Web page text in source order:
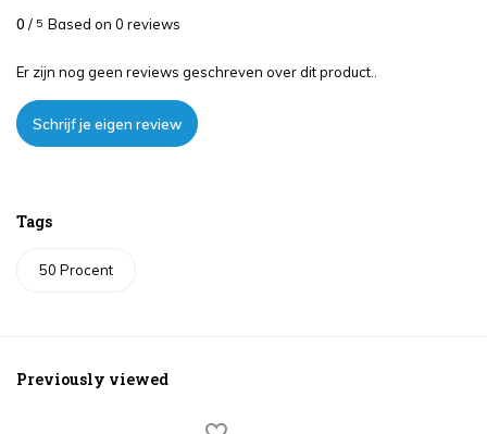
0 / 5 Based on 0 reviews
Er zijn nog geen reviews geschreven over dit product..
Schrijf je eigen review
Tags
50 Procent
Previously viewed